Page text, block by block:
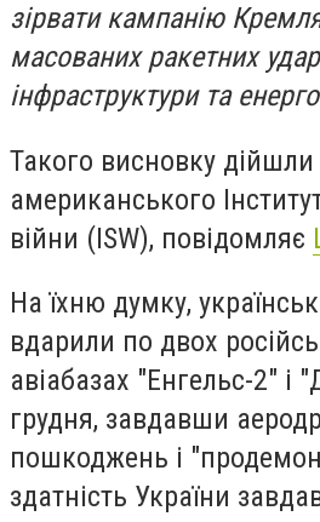
зірвати кампанію
масованих ракетних
інфраструктури та
Такого висновку дійшли
американського
війни (ISW), повідомляє
На їхню думку,
вдарили по двох
авіабазах "Енгельс-2" і
грудня, завдавши
пошкоджень і
здатність України